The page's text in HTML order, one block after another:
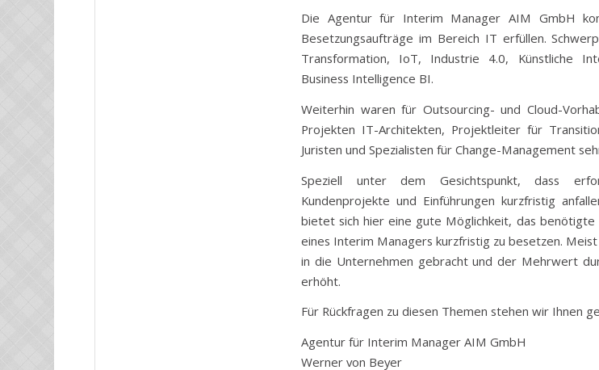
Die Agentur für Interim Manager AIM GmbH
Besetzungsaufträge im Bereich IT erfüllen.
Transformation, IoT, Industrie 4.0, Künstliche
Business Intelligence BI.
Weiterhin waren für Outsourcing- und Cloud-
Projekten IT-Architekten, Projektleiter für
Juristen und Spezialisten für Change-Management
Speziell unter dem Gesichtspunkt, dass
Kundenprojekte und Einführungen kurzfristig
bietet sich hier eine gute Möglichkeit, das benötigte
eines Interim Managers kurzfristig zu besetzen.
in die Unternehmen gebracht und der Mehrwert
erhöht.
Für Rückfragen zu diesen Themen stehen wir Ihnen
Agentur für Interim Manager AIM GmbH
Werner von Beyer